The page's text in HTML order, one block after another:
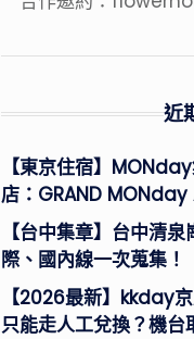
近
【東京住宿】
店：GRAND MONday
【台中集章】台中清
際、國內線一次蒐集！
【2026最新】kkday
只能走人工兌換？機台